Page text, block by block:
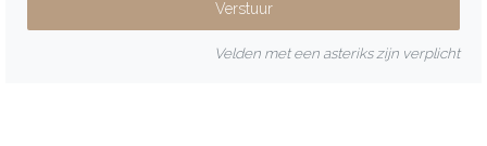
Velden met een asteriks zijn verplicht